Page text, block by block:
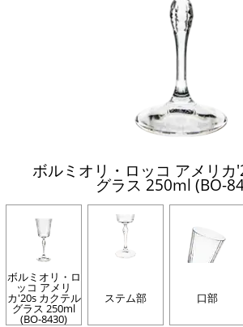
ボルミオリ・ロッコ アメリカ
グラス 250ml (BO-
ボルミオリ・ロ
ッコ アメリ
カ'20s カクテル
グラス 250ml
(BO-8430)
ステム部 口部